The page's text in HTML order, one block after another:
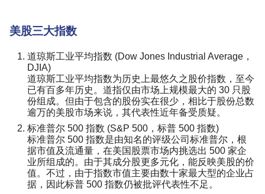
美股三大指数
道琼斯工业平均指数 (Dow Jones Industrial Average，
DJIA)
道琼斯工业平均指数为历史上最悠久之股价指数，至今
已有百多年历史。道指仅由市场上规模最大的 30 只股
份组成。但由于包含的股份实在很少，相比于股份总数
逾万的美股市场来说，其代表性近年备受质疑。
标准普尔 500 指数 (S&P 500，标普 500 指数)
标准普尔 500 指数是由知名的评级公司标准普尔，根
据市值及流通量，在美国股票市场内挑选出 500 家企
业所组成的。由于其成分股更多元化，能反映美股的价
值。不过，由于指数市值主要由数十家最大型的企业占
据，因此标普 500 指数仍被批评代表性不足。